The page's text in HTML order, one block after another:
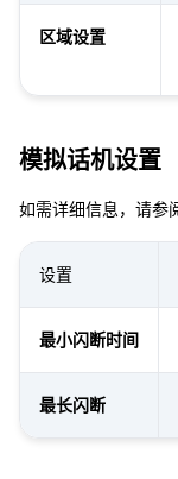
区域设置
模拟话机设置
如需详细信息，请参
设置
最小闪断时间
最长闪断